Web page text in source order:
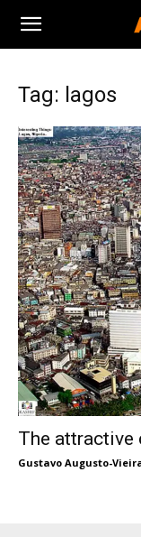
Tag: lagos
The attractive
Gustavo Augusto-